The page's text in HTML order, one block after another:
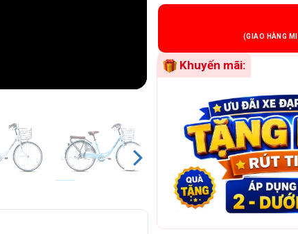
Khuyến mãi: